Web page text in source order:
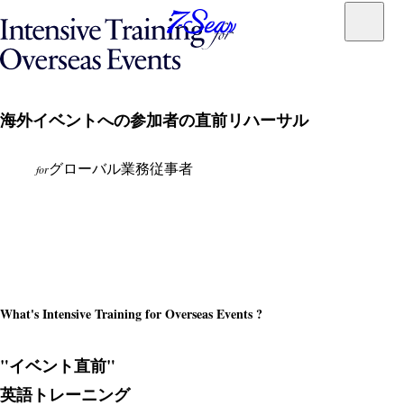
海外イベントへの参加者の直前リハーサル
forグローバル業務従事者
What's Intensive Training for Overseas Events ?
"イベント直前"
英語トレーニング